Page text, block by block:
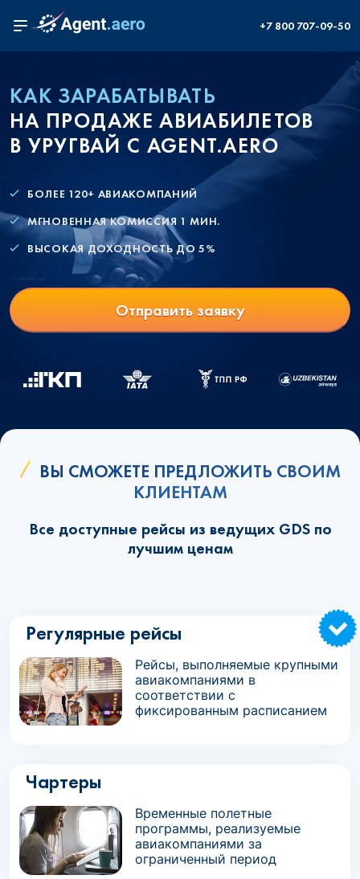
+7 800 707-09-50
КАК ЗАРАБАТЫВАТЬ
НА ПРОДАЖЕ АВИАБИЛЕТОВ
В УРУГВАЙ С AGENT.AERO
БОЛЕЕ 120+ АВИАКОМПАНИЙ
МГНОВЕННАЯ КОМИССИЯ 1 МИН.
ВЫСОКАЯ ДОХОДНОСТЬ ДО 5%
Отправить заявку
ВЫ СМОЖЕТЕ ПРЕДЛОЖИТЬ СВОИМ
КЛИЕНТАМ
Все доступные рейсы из ведущих GDS по
лучшим ценам
Регулярные рейсы
Рейсы, выполняемые крупными
авиакомпаниями в
соответствии с
фиксированным расписанием
Чартеры
Временные полетные
программы, реализуемые
авиакомпаниями за
ограниченный период